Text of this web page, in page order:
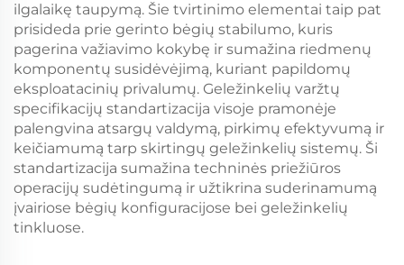
ilgalaikę taupymą. Šie tvirtinimo elementai taip pat
prisideda prie gerinto bėgių stabilumo, kuris
pagerina važiavimo kokybę ir sumažina riedmenų
komponentų susidėvėjimą, kuriant papildomų
eksploatacinių privalumų. Geležinkelių varžtų
specifikacijų standartizacija visoje pramonėje
palengvina atsargų valdymą, pirkimų efektyvumą ir
keičiamumą tarp skirtingų geležinkelių sistemų. Ši
standartizacija sumažina techninės priežiūros
operacijų sudėtingumą ir užtikrina suderinamumą
įvairiose bėgių konfiguracijose bei geležinkelių
tinkluose.